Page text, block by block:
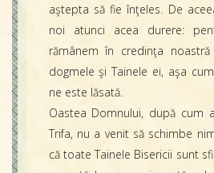
aştepta să fie înţeles. De
noi atunci acea durere:
rămânem în credinţa
dogmele şi Tainele ei, aşa
ne este lăsată.
Oastea Domnului, după cum
Trifa, nu a venit să schimbe
că toate Tainele Bisericii sunt